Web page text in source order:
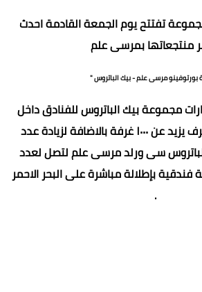
تفتتح يوم الجمعة القادمة احدث
منتجعاتها بمرسى علم
بورتوفينو مرسى علم - بيك الباتروس "
مجموعة بيك الباتروس للفنادق داخل
مرسى علم و عدد غرف يزيد عن ١٠٠٠ غرفة بالاضافة لزيادة عدد
سى ورلد مرسى علم لتصل لعدد
بإطلالة مباشرة على البحر الاحمر
.